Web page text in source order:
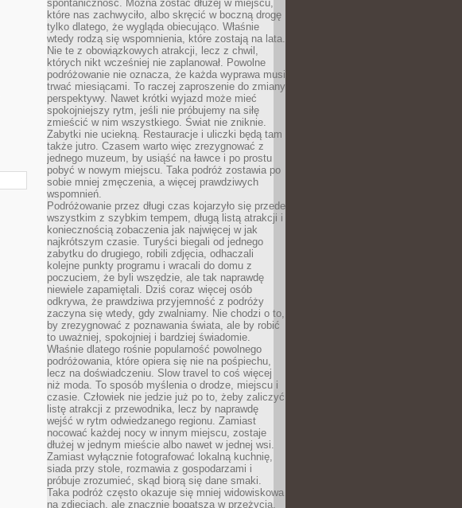
spontaniczność. Można zostać dłużej w miejscu,
które nas zachwyciło, albo skręcić w boczną drogę
tylko dlatego, że wygląda obiecująco. Właśnie
wtedy rodzą się wspomnienia, które zostają na lata.
Nie te z obowiązkowych atrakcji, lecz z chwil,
których nikt wcześniej nie zaplanował. Powolne
podróżowanie nie oznacza, że każda wyprawa musi
trwać miesiącami. To raczej zaproszenie do zmiany
perspektywy. Nawet krótki wyjazd może mieć
spokojniejszy rytm, jeśli nie próbujemy na siłę
zmieścić w nim wszystkiego. Świat nie zniknie.
Zabytki nie uciekną. Restauracje i uliczki będą tam
także jutro. Czasem warto więc zrezygnować z
jednego muzeum, by usiąść na ławce i po prostu
pobyć w nowym miejscu. Taka podróż zostawia po
sobie mniej zmęczenia, a więcej prawdziwych
wspomnień.
Podróżowanie przez długi czas kojarzyło się przede
wszystkim z szybkim tempem, długą listą atrakcji i
koniecznością zobaczenia jak najwięcej w jak
najkrótszym czasie. Turyści biegali od jednego
zabytku do drugiego, robili zdjęcia, odhaczali
kolejne punkty programu i wracali do domu z
poczuciem, że byli wszędzie, ale tak naprawdę
niewiele zapamiętali. Dziś coraz więcej osób
odkrywa, że prawdziwa przyjemność z podróży
zaczyna się wtedy, gdy zwalniamy. Nie chodzi o to,
by zrezygnować z poznawania świata, ale by robić
to uważniej, spokojniej i bardziej świadomie.
Właśnie dlatego rośnie popularność powolnego
podróżowania, które opiera się nie na pośpiechu,
lecz na doświadczeniu. Slow travel to coś więcej
niż moda. To sposób myślenia o drodze, miejscu i
czasie. Człowiek nie jedzie już po to, żeby zaliczyć
listę atrakcji z przewodnika, lecz by naprawdę
wejść w rytm odwiedzanego regionu. Zamiast
nocować każdej nocy w innym miejscu, zostaje
dłużej w jednym mieście albo nawet w jednej wsi.
Zamiast wyłącznie fotografować lokalną kuchnię,
siada przy stole, rozmawia z gospodarzami i
próbuje zrozumieć, skąd biorą się dane smaki.
Taka podróż często okazuje się mniej widowiskowa
na zdjęciach, ale znacznie bogatsza w przeżycia.